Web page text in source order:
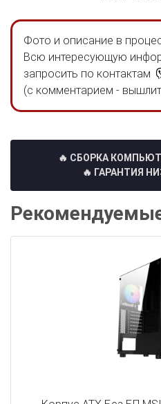
Фото и описание в
Всю интересующую
запросить по контактам
(с комментарием -
🔥 СБОРКА
🔥 ГАРАНТИЯ